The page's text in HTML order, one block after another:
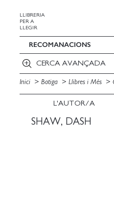
LLIBRERIA
PER A
LLEGIR
RECOMANACIONS
CERCA AVANÇADA
Inici Botiga Llibres i Més
L'AUTOR/A
SHAW, DASH